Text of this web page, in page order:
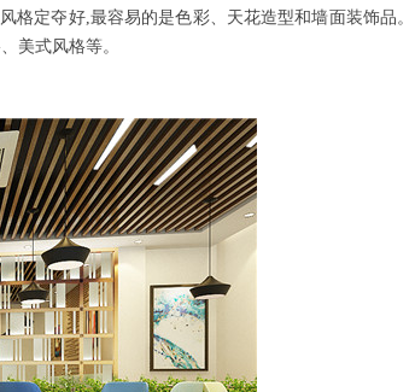
格定夺好,最容易的是色彩、天花造型和墙面装饰品。
美式风格等。